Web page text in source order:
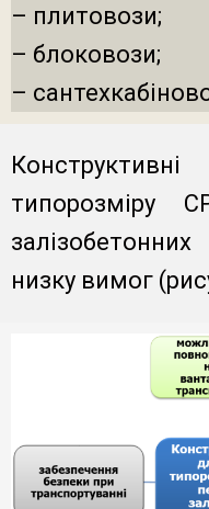
– плитовози;
– блоковози;
–
типорозміру
низку вимог